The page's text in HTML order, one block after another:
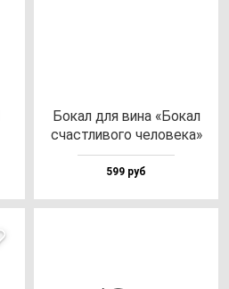
Бокал для ви­на «Бокал
счас­тли­во­го че­ло­ве­ка»
599 руб